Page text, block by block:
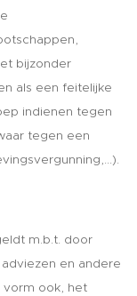
bijzonder
als een feitelijke
indienen tegen
tegen een
m.b.t. door
en andere
vorm ook, het